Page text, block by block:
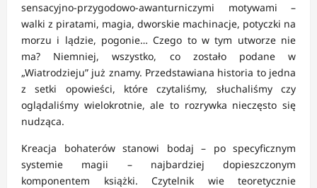
sensacyjno-przygodowo-awanturniczymi motywami –
walki z piratami, magia, dworskie machinacje, potyczki na
morzu i lądzie, pogonie… Czego to w tym utworze nie
ma? Niemniej, wszystko, co zostało podane w
„Wiatrodzieju” już znamy. Przedstawiana historia to jedna
z setki opowieści, które czytaliśmy, słuchaliśmy czy
oglądaliśmy wielokrotnie, ale to rozrywka nieczęsto się
nudząca.
Kreacja bohaterów stanowi bodaj – po specyficznym
systemie magii – najbardziej dopieszczonym
komponentem książki. Czytelnik wie teoretycznie